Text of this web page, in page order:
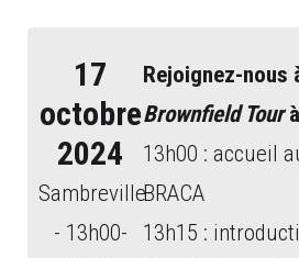
17
octobre
2024
Sambreville
- 13h00-
Rejoignez-nous
Brownfield Tour
13h00 : accueil
BRACA
13h15 :